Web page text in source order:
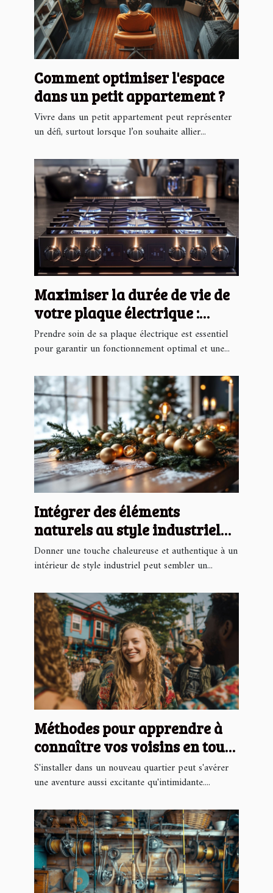
Comment optimiser l'espace
dans un petit appartement ?
Vivre dans un petit appartement peut représenter
un défi, surtout lorsque l’on souhaite allier...
Maximiser la durée de vie de
votre plaque électrique :
conseils pratiques
Prendre soin de sa plaque électrique est essentiel
pour garantir un fonctionnement optimal et une...
Intégrer des éléments
naturels au style industriel
pour Noël
Donner une touche chaleureuse et authentique à un
intérieur de style industriel peut sembler un...
Méthodes pour apprendre à
connaître vos voisins en toute
simplicité
S'installer dans un nouveau quartier peut s'avérer
une aventure aussi excitante qu'intimidante....